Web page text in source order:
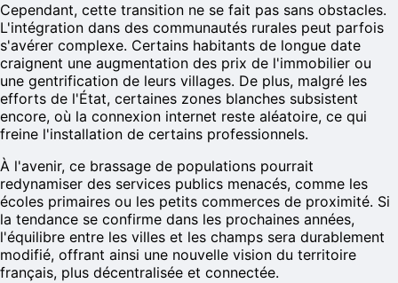
Cependant, cette transition ne se fait pas sans obstacles.
L'intégration dans des communautés rurales peut parfois
s'avérer complexe. Certains habitants de longue date
craignent une augmentation des prix de l'immobilier ou
une gentrification de leurs villages. De plus, malgré les
efforts de l'État, certaines zones blanches subsistent
encore, où la connexion internet reste aléatoire, ce qui
freine l'installation de certains professionnels.
À l'avenir, ce brassage de populations pourrait
redynamiser des services publics menacés, comme les
écoles primaires ou les petits commerces de proximité. Si
la tendance se confirme dans les prochaines années,
l'équilibre entre les villes et les champs sera durablement
modifié, offrant ainsi une nouvelle vision du territoire
français, plus décentralisée et connectée.